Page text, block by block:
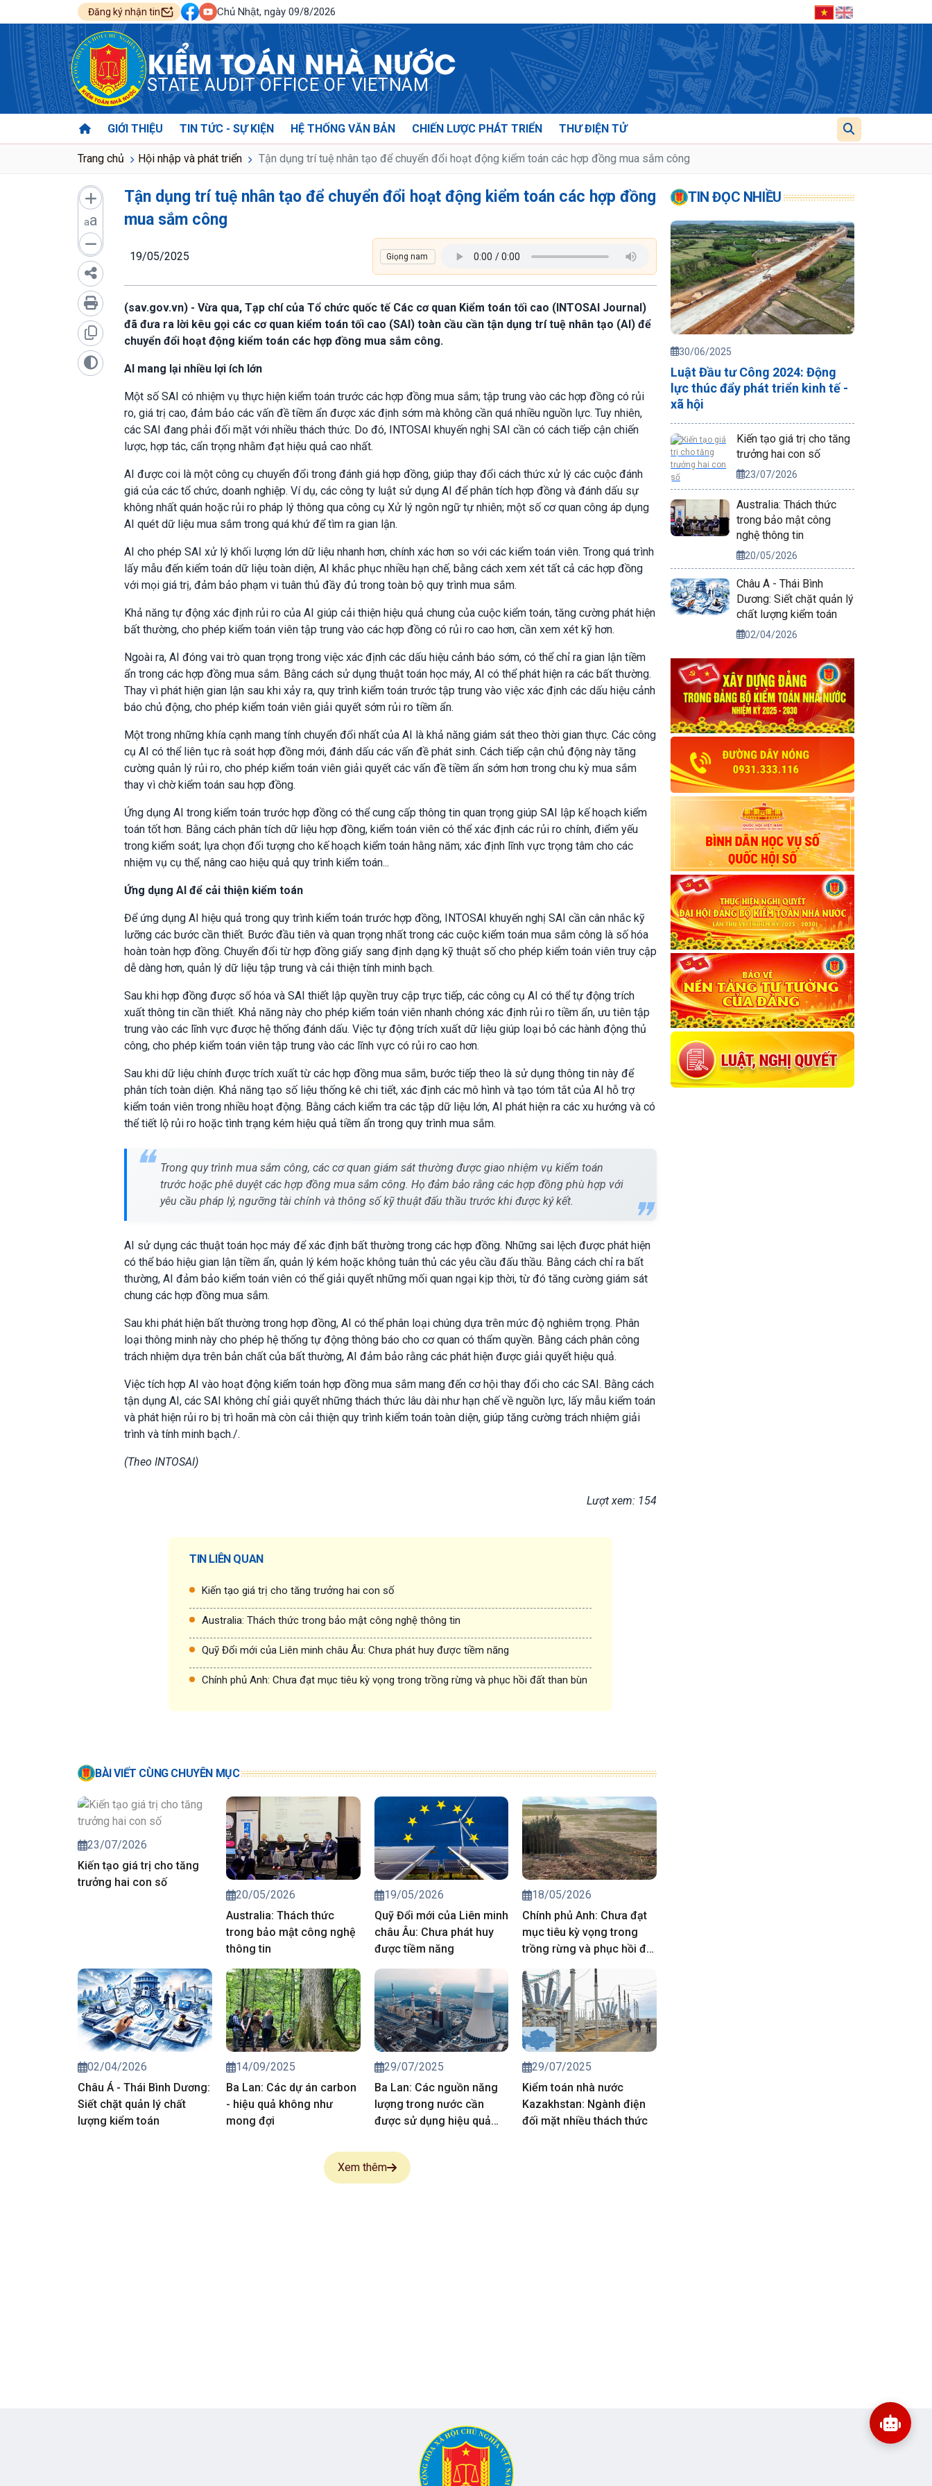
Đăng ký nhận tin Chủ Nhật, ngày 09/8/2026
KIỂM TOÁN NHÀ NƯỚC
STATE AUDIT OFFICE OF VIETNAM
GIỚI THIỆU TIN TỨC - SỰ KIỆN HỆ THỐNG VĂN BẢN CHIẾN LƯỢC PHÁT TRIỂN THƯ ĐIỆN TỬ
Trang chủ Hội nhập và phát triển Tận dụng trí tuệ nhân tạo để chuyển đổi hoạt động kiểm toán các hợp đồng mua sắm công
aa
Tận dụng trí tuệ nhân tạo để chuyển đổi hoạt động kiểm toán các hợp đồng
mua sắm công
19/05/2025
(sav.gov.vn) - Vừa qua, Tạp chí của Tổ chức quốc tế Các cơ quan Kiểm toán tối cao (INTOSAI Journal)
đã đưa ra lời kêu gọi các cơ quan kiểm toán tối cao (SAI) toàn cầu cần tận dụng trí tuệ nhân tạo (AI) để
chuyển đổi hoạt động kiểm toán các hợp đồng mua sắm công.
AI mang lại nhiều lợi ích lớn
Một số SAI có nhiệm vụ thực hiện kiểm toán trước các hợp đồng mua sắm; tập trung vào các hợp đồng có rủi
ro, giá trị cao, đảm bảo các vấn đề tiềm ẩn được xác định sớm mà không cần quá nhiều nguồn lực. Tuy nhiên,
các SAI đang phải đối mặt với nhiều thách thức. Do đó, INTOSAI khuyến nghị SAI cần có cách tiếp cận chiến
lược, hợp tác, cẩn trọng nhằm đạt hiệu quả cao nhất.
AI được coi là một công cụ chuyển đổi trong đánh giá hợp đồng, giúp thay đổi cách thức xử lý các cuộc đánh
giá của các tổ chức, doanh nghiệp. Ví dụ, các công ty luật sử dụng AI để phân tích hợp đồng và đánh dấu sự
không nhất quán hoặc rủi ro pháp lý thông qua công cụ Xử lý ngôn ngữ tự nhiên; một số cơ quan công áp dụng
AI quét dữ liệu mua sắm trong quá khứ để tìm ra gian lận.
AI cho phép SAI xử lý khối lượng lớn dữ liệu nhanh hơn, chính xác hơn so với các kiểm toán viên. Trong quá trình
lấy mẫu đến kiểm toán dữ liệu toàn diện, AI khắc phục nhiều hạn chế, bằng cách xem xét tất cả các hợp đồng
với mọi giá trị, đảm bảo phạm vi tuân thủ đầy đủ trong toàn bộ quy trình mua sắm.
Khả năng tự động xác định rủi ro của AI giúp cải thiện hiệu quả chung của cuộc kiểm toán, tăng cường phát hiện
bất thường, cho phép kiểm toán viên tập trung vào các hợp đồng có rủi ro cao hơn, cần xem xét kỹ hơn.
Ngoài ra, AI đóng vai trò quan trọng trong việc xác định các dấu hiệu cảnh báo sớm, có thể chỉ ra gian lận tiềm
ẩn trong các hợp đồng mua sắm. Bằng cách sử dụng thuật toán học máy, AI có thể phát hiện ra các bất thường.
Thay vì phát hiện gian lận sau khi xảy ra, quy trình kiểm toán trước tập trung vào việc xác định các dấu hiệu cảnh
báo chủ động, cho phép kiểm toán viên giải quyết sớm rủi ro tiềm ẩn.
Một trong những khía cạnh mang tính chuyển đổi nhất của AI là khả năng giám sát theo thời gian thực. Các công
cụ AI có thể liên tục rà soát hợp đồng mới, đánh dấu các vấn đề phát sinh. Cách tiếp cận chủ động này tăng
cường quản lý rủi ro, cho phép kiểm toán viên giải quyết các vấn đề tiềm ẩn sớm hơn trong chu kỳ mua sắm
thay vì chờ kiểm toán sau hợp đồng.
Ứng dụng AI trong kiểm toán trước hợp đồng có thể cung cấp thông tin quan trọng giúp SAI lập kế hoạch kiểm
toán tốt hơn. Bằng cách phân tích dữ liệu hợp đồng, kiểm toán viên có thể xác định các rủi ro chính, điểm yếu
trong kiểm soát; lựa chọn đối tượng cho kế hoạch kiểm toán hằng năm; xác định lĩnh vực trọng tâm cho các
nhiệm vụ cụ thể, nâng cao hiệu quả quy trình kiểm toán...
Ứng dụng AI để cải thiện kiểm toán
Để ứng dụng AI hiệu quả trong quy trình kiểm toán trước hợp đồng, INTOSAI khuyến nghị SAI cần cân nhắc kỹ
lưỡng các bước cần thiết. Bước đầu tiên và quan trọng nhất trong các cuộc kiểm toán mua sắm công là số hóa
hoàn toàn hợp đồng. Chuyển đổi từ hợp đồng giấy sang định dạng kỹ thuật số cho phép kiểm toán viên truy cập
dễ dàng hơn, quản lý dữ liệu tập trung và cải thiện tính minh bạch.
Sau khi hợp đồng được số hóa và SAI thiết lập quyền truy cập trực tiếp, các công cụ AI có thể tự động trích
xuất thông tin cần thiết. Khả năng này cho phép kiểm toán viên nhanh chóng xác định rủi ro tiềm ẩn, ưu tiên tập
trung vào các lĩnh vực được hệ thống đánh dấu. Việc tự động trích xuất dữ liệu giúp loại bỏ các hành động thủ
công, cho phép kiểm toán viên tập trung vào các lĩnh vực có rủi ro cao hơn.
Sau khi dữ liệu chính được trích xuất từ các hợp đồng mua sắm, bước tiếp theo là sử dụng thông tin này để
phân tích toàn diện. Khả năng tạo số liệu thống kê chi tiết, xác định các mô hình và tạo tóm tắt của AI hỗ trợ
kiểm toán viên trong nhiều hoạt động. Bằng cách kiểm tra các tập dữ liệu lớn, AI phát hiện ra các xu hướng và có
thể tiết lộ rủi ro hoặc tình trạng kém hiệu quả tiềm ẩn trong quy trình mua sắm.
Trong quy trình mua sắm công, các cơ quan giám sát thường được giao nhiệm vụ kiểm toán
trước hoặc phê duyệt các hợp đồng mua sắm công. Họ đảm bảo rằng các hợp đồng phù hợp với
yêu cầu pháp lý, ngưỡng tài chính và thông số kỹ thuật đấu thầu trước khi được ký kết.
AI sử dụng các thuật toán học máy để xác định bất thường trong các hợp đồng. Những sai lệch được phát hiện
có thể báo hiệu gian lận tiềm ẩn, quản lý kém hoặc không tuân thủ các yêu cầu đấu thầu. Bằng cách chỉ ra bất
thường, AI đảm bảo kiểm toán viên có thể giải quyết những mối quan ngại kịp thời, từ đó tăng cường giám sát
chung các hợp đồng mua sắm.
Sau khi phát hiện bất thường trong hợp đồng, AI có thể phân loại chúng dựa trên mức độ nghiêm trọng. Phân
loại thông minh này cho phép hệ thống tự động thông báo cho cơ quan có thẩm quyền. Bằng cách phân công
trách nhiệm dựa trên bản chất của bất thường, AI đảm bảo rằng các phát hiện được giải quyết hiệu quả.
Việc tích hợp AI vào hoạt động kiểm toán hợp đồng mua sắm mang đến cơ hội thay đổi cho các SAI. Bằng cách
tận dụng AI, các SAI không chỉ giải quyết những thách thức lâu dài như hạn chế về nguồn lực, lấy mẫu kiểm toán
và phát hiện rủi ro bị trì hoãn mà còn cải thiện quy trình kiểm toán toàn diện, giúp tăng cường trách nhiệm giải
trình và tính minh bạch./.
(Theo INTOSAI)
Lượt xem: 154
TIN LIÊN QUAN
Kiến tạo giá trị cho tăng trưởng hai con số
Australia: Thách thức trong bảo mật công nghệ thông tin
Quỹ Đổi mới của Liên minh châu Âu: Chưa phát huy được tiềm năng
Chính phủ Anh: Chưa đạt mục tiêu kỳ vọng trong trồng rừng và phục hồi đất than bùn
BÀI VIẾT CÙNG CHUYÊN MỤC
23/07/2026
Kiến tạo giá trị cho tăng
trưởng hai con số
20/05/2026
Australia: Thách thức
trong bảo mật công nghệ
thông tin
19/05/2026
Quỹ Đổi mới của Liên minh
châu Âu: Chưa phát huy
được tiềm năng
18/05/2026
Chính phủ Anh: Chưa đạt
mục tiêu kỳ vọng trong
trồng rừng và phục hồi đất
than bùn
02/04/2026
Châu Á - Thái Bình Dương:
Siết chặt quản lý chất
lượng kiểm toán
14/09/2025
Ba Lan: Các dự án carbon
- hiệu quả không như
mong đợi
29/07/2025
Ba Lan: Các nguồn năng
lượng trong nước cần
được sử dụng hiệu quả
29/07/2025
Kiểm toán nhà nước
Kazakhstan: Ngành điện
đối mặt nhiều thách thức
Xem thêm
TIN ĐỌC NHIỀU
30/06/2025
Luật Đầu tư Công 2024: Động
lực thúc đẩy phát triển kinh tế -
xã hội
Kiến tạo giá trị cho tăng
trưởng hai con số
23/07/2026
Australia: Thách thức
trong bảo mật công
nghệ thông tin
20/05/2026
Châu Á - Thái Bình
Dương: Siết chặt quản lý
chất lượng kiểm toán
02/04/2026